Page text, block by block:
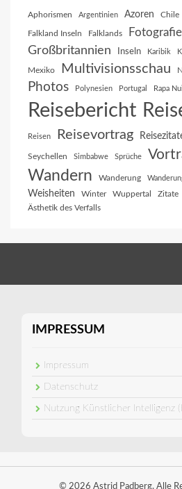
Aphorismen Argentinien Azoren Chile
Falkland Inseln Falklands Fotografie
Großbritannien Inseln Karibik
Mexiko Multivisionsschau
Photos Polynesien Portugal Rapa Nui
Reisebericht
Reisen Reisevortrag
Seychellen Simbabwe Sprüche
Wandern Wanderung
Weisheiten Winter Wuppertal Zitate
Ästhetik des Verfalls
IMPRESSUM
Impressum
Datenschutz
Nutzung Künstlicher Intelligenz
© 2026 Astrid Padberg. Alle